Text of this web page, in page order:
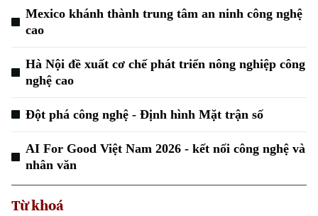
Chuyên mục
Thời sự
Mexico khánh thành trung tâm an ninh công nghệ
cao
Hà Nội đề xuất cơ chế phát triển nông nghiệp công
nghệ cao
Đột phá công nghệ - Định hình Mặt trận số
AI For Good Việt Nam 2026 - kết nối công nghệ và
nhân văn
Từ khoá